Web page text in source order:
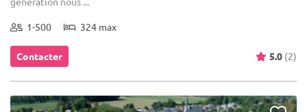
1-500 324 max
Contacter 5.0 (2)